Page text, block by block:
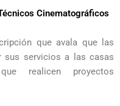
Cinematográficos
que avala que las
sus servicios a las casas
realicen proyectos